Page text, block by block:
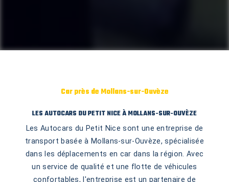
Car près de Mollans-sur-Ouvèze
LES AUTOCARS DU PETIT NICE À MOLLANS-SUR-OUVÈZE
Les Autocars du Petit Nice sont une entreprise de
transport basée à Mollans-sur-Ouvèze, spécialisée
dans les déplacements en car dans la région. Avec
un service de qualité et une flotte de véhicules
confortables, l'entreprise est un partenaire de